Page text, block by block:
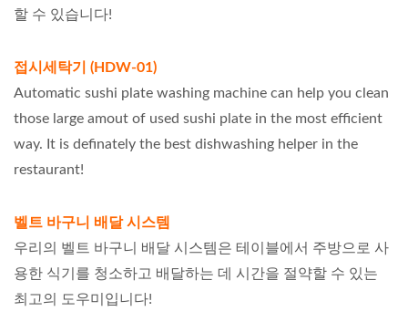
할 수 있습니다!
접시세탁기 (HDW-01)
Automatic sushi plate washing machine can help you clean
those large amout of used sushi plate in the most efficient
way. It is definately the best dishwashing helper in the
restaurant!
벨트 바구니 배달 시스템
우리의 벨트 바구니 배달 시스템은 테이블에서 주방으로 사
용한 식기를 청소하고 배달하는 데 시간을 절약할 수 있는
최고의 도우미입니다!